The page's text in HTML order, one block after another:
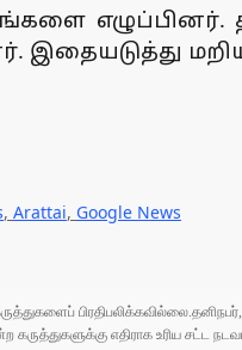
இதையடுத்து
, Arattai, Google News
எதிராக உரிய சட்ட